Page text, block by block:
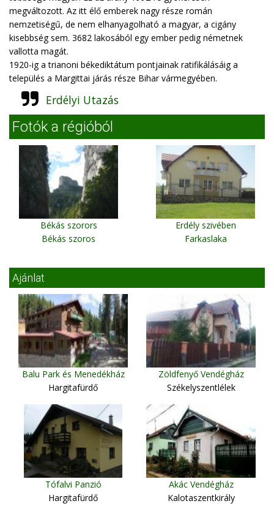
megváltozott. Az itt élő emberek nagy része román
nemzetiségű, de nem elhanyagolható a magyar, a cigány
kisebbség sem. 3682 lakosából egy ember pedig németnek
vallotta magát.
1920-ig a trianoni békediktátum pontjainak ratifikálásáig a
település a Margittai járás része Bihar vármegyében.
Erdélyi Utazás
Fotók a régióból
Békás szorors
Békás szoros
Erdély szivében
Farkaslaka
Ajánlat
Balu Park és Menedékház
Hargitafürdő
Zöldfenyő Vendégház
Székelyszentlélek
Tófalvi Panzió
Hargitafürdő
Akác Vendégház
Kalotaszentkirály